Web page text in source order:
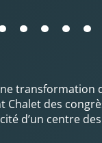
transformation
Chalet des
d’un centre